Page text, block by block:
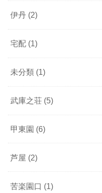
伊丹 (2)
宅配 (1)
未分類 (1)
武庫之荘 (5)
甲東園 (6)
芦屋 (2)
苦楽園口 (1)